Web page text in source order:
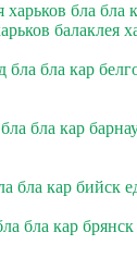
харьков бла бла
балаклея
бла бла кар
бла кар
бла кар бийск
бла кар